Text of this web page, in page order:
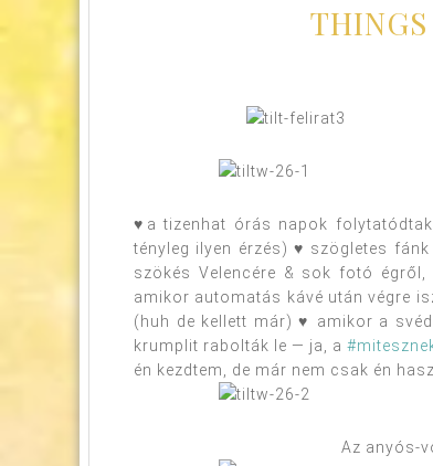
♥a tizenhat órás napok
tényleg ilyen érzés) ♥ szögletes fánk
szökés Velencére & sok fotó
amikor automatás kávé után végre
(huh de kellett már) ♥ amikor a
krumplit rabolták le — ja, a
én kezdtem, de már nem csak én
Az anyós-